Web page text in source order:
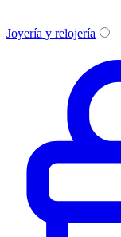
Joyería y relojería